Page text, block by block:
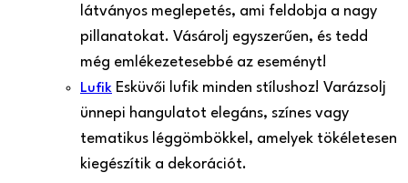
látványos meglepetés, ami feldobja a nagy
pillanatokat. Vásárolj egyszerűen, és tedd
még emlékezetesebbé az eseményt!
Lufik Esküvői lufik minden stílushoz! Varázsolj
ünnepi hangulatot elegáns, színes vagy
tematikus léggömbökkel, amelyek tökéletesen
kiegészítik a dekorációt.